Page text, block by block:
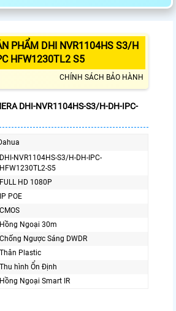
PHẨM DHI NVR1104HS S3/H
HFW1230TL2 S5
CHÍNH SÁCH BẢO HÀNH
DHI-NVR1104HS-S3/H-DH-IPC-
DHI-NVR1104HS-S3/H-DH-IPC-
HFW1230TL2-S5
FULL HD 1080P
IP POE
CMOS
Hồng Ngoại 30m
Chống Ngược Sáng DWDR
Thân Plastic
Thu hình Ổn Định
Hồng Ngoại Smart IR